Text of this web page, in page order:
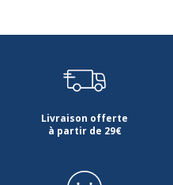
Livraison offerte
à partir de 29€